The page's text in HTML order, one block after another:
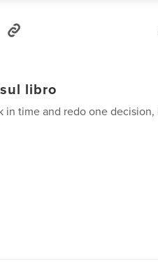
libro
in time and redo one